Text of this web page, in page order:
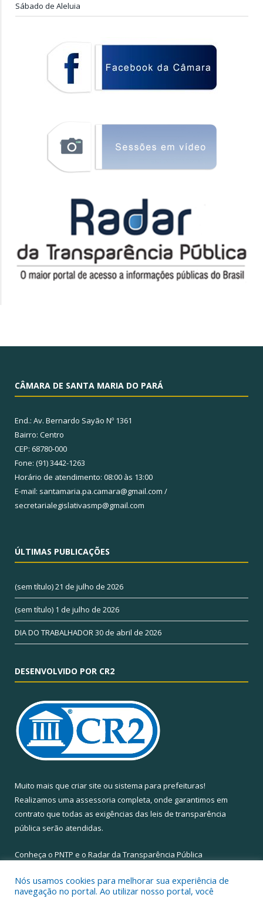
Sábado de Aleluia
CÂMARA DE SANTA MARIA DO PARÁ
End.: Av. Bernardo Sayão Nº 1361
Bairro: Centro
CEP: 68780-000
Fone: (91) 3442-1263
Horário de atendimento: 08:00 às 13:00
E-mail: santamaria.pa.camara@gmail.com /
secretarialegislativasmp@gmail.com
ÚLTIMAS PUBLICAÇÕES
(sem título)21 de julho de 2026
(sem título) 1 de julho de 2026
DIA DO TRABALHADOR 30 de abril de 2026
DESENVOLVIDO POR CR2
Muito mais que criar site ou sistema para prefeituras!
Realizamos uma assessoria completa, onde garantimos em
contrato que todas as exigências das leis de transparência
pública serão atendidas.
Conheça o PNTP e o Radar da Transparência Pública
Nós usamos cookies para melhorar sua experiência de
navegação no portal. Ao utilizar nosso portal, você